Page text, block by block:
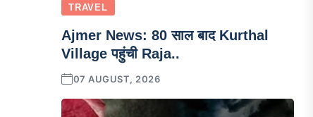
TRAVEL
Ajmer News: 80 साल बाद Kurthal
Village पहुंची Raja..
07 AUGUST, 2026